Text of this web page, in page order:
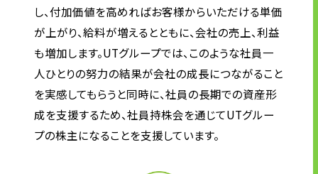
株主・投資家の皆様へ
株主・投資家の皆様へ
経営方針
IRライブラリ
株式情報
し、付加価値を高めればお客様からいただける単価
が上がり、給料が増えるとともに、会社の売上、利益
も増加します。UTグループでは、このような社員一
人ひとりの努力の結果が会社の成長につながること
を実感してもらうと同時に、社員の長期での資産形
成を支援するため、社員持株会を通じてUTグルー
プの株主になることを支援しています。